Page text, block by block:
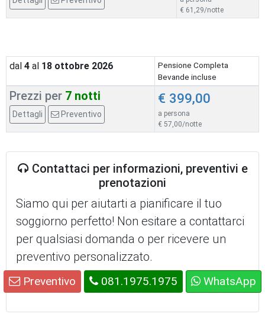
€ 61,29/notte
dal 4al 18ottobre 2026
Pensione Completa
Bevande incluse
Prezzi per 7 notti
Dettagli Preventivo
€ 399,00
a persona
€ 57,00/notte
Contattaci per informazioni, preventivi e
prenotazioni
Siamo qui per aiutarti a pianificare il tuo
soggiorno perfetto! Non esitare a contattarci
per qualsiasi domanda o per ricevere un
preventivo personalizzato.
Preventivo 081.1975.1975 WhatsApp